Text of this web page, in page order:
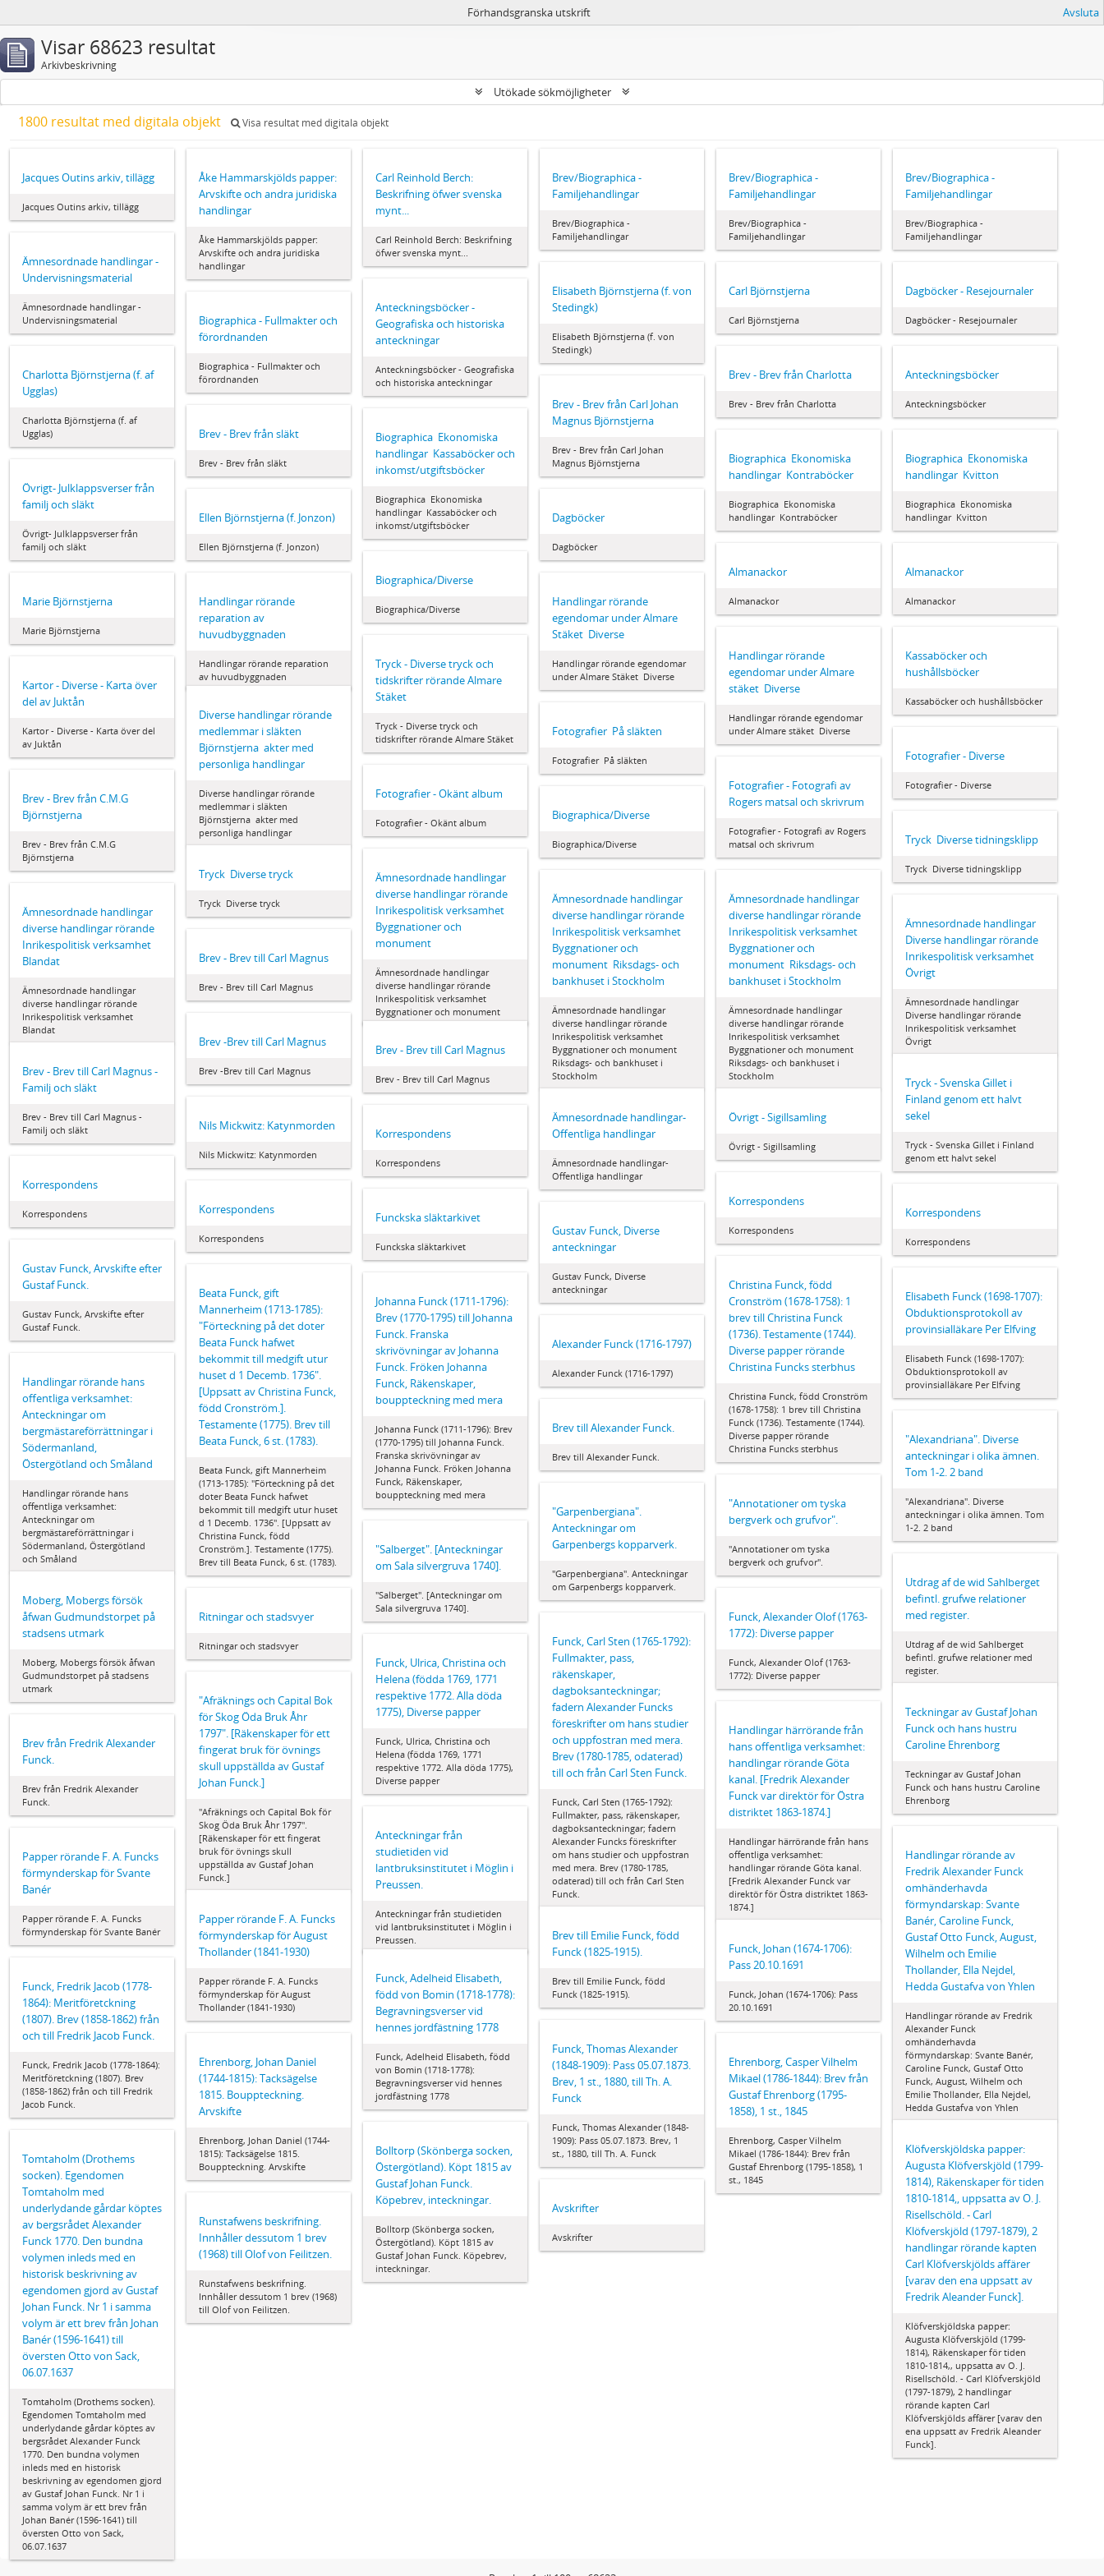
Förhandsgranska utskrift Avsluta
Visar 68623 resultat
Arkivbeskrivning
Utökade sökmöjligheter
1800 resultat med digitala objekt Visa resultat med digitala objekt
Jacques Outins arkiv, tillägg
Jacques Outins arkiv, tillägg
Åke Hammarskjölds papper:
Arvskifte och andra juridiska
handlingar
Åke Hammarskjölds papper:
Arvskifte och andra juridiska
handlingar
Carl Reinhold Berch:
Beskrifning öfwer svenska
mynt...
Carl Reinhold Berch: Beskrifning
öfwer svenska mynt...
Brev/Biographica -
Familjehandlingar
Brev/Biographica -
Familjehandlingar
Brev/Biographica -
Familjehandlingar
Brev/Biographica -
Familjehandlingar
Brev/Biographica -
Familjehandlingar
Brev/Biographica -
Familjehandlingar
Ämnesordnade handlingar -
Undervisningsmaterial
Ämnesordnade handlingar -
Undervisningsmaterial
Elisabeth Björnstjerna (f. von
Stedingk)
Elisabeth Björnstjerna (f. von
Stedingk)
Carl Björnstjerna
Carl Björnstjerna
Dagböcker - Resejournaler
Dagböcker - Resejournaler
Anteckningsböcker -
Geografiska och historiska
anteckningar
Anteckningsböcker - Geografiska
och historiska anteckningar
Biographica - Fullmakter och
förordnanden
Biographica - Fullmakter och
förordnanden
Charlotta Björnstjerna (f. af
Ugglas)
Charlotta Björnstjerna (f. af
Ugglas)
Brev - Brev från Charlotta
Brev - Brev från Charlotta
Anteckningsböcker
Anteckningsböcker
Brev - Brev från Carl Johan
Magnus Björnstjerna
Brev - Brev från Carl Johan
Magnus Björnstjerna
Brev - Brev från släkt
Brev - Brev från släkt
Biographica  Ekonomiska
handlingar  Kassaböcker och
inkomst/utgiftsböcker
Biographica  Ekonomiska
handlingar  Kassaböcker och
inkomst/utgiftsböcker
Biographica  Ekonomiska
handlingar  Kontraböcker
Biographica  Ekonomiska
handlingar  Kontraböcker
Biographica  Ekonomiska
handlingar  Kvitton
Biographica  Ekonomiska
handlingar  Kvitton
Övrigt- Julklappsverser från
familj och släkt
Övrigt- Julklappsverser från
familj och släkt
Ellen Björnstjerna (f. Jonzon)
Ellen Björnstjerna (f. Jonzon)
Dagböcker
Dagböcker
Almanackor
Almanackor
Almanackor
Almanackor
Biographica/Diverse
Biographica/Diverse
Marie Björnstjerna
Marie Björnstjerna
Handlingar rörande
reparation av
huvudbyggnaden
Handlingar rörande reparation
av huvudbyggnaden
Handlingar rörande
egendomar under Almare
Stäket  Diverse
Handlingar rörande egendomar
under Almare Stäket  Diverse
Handlingar rörande
egendomar under Almare
stäket  Diverse
Handlingar rörande egendomar
under Almare stäket  Diverse
Kassaböcker och
hushållsböcker
Kassaböcker och hushållsböcker
Tryck - Diverse tryck och
tidskrifter rörande Almare
Stäket
Tryck - Diverse tryck och
tidskrifter rörande Almare Stäket
Kartor - Diverse - Karta över
del av Juktån
Kartor - Diverse - Karta över del
av Juktån
Diverse handlingar rörande
medlemmar i släkten
Björnstjerna  akter med
personliga handlingar
Diverse handlingar rörande
medlemmar i släkten
Björnstjerna  akter med
personliga handlingar
Fotografier  På släkten
Fotografier  På släkten Fotografier - Diverse
Fotografier - Diverse
Fotografier - Fotografi av
Rogers matsal och skrivrum
Fotografier - Fotografi av Rogers
matsal och skrivrum
Fotografier - Okänt album
Fotografier - Okänt album
Brev - Brev från C.M.G
Björnstjerna
Brev - Brev från C.M.G
Björnstjerna
Biographica/Diverse
Biographica/Diverse Tryck  Diverse tidningsklipp
Tryck  Diverse tidningsklipp
Tryck  Diverse tryck
Tryck  Diverse tryck
Ämnesordnade handlingar 
diverse handlingar rörande
Inrikespolitisk verksamhet 
Byggnationer och
monument
Ämnesordnade handlingar 
diverse handlingar rörande
Inrikespolitisk verksamhet 
Byggnationer och monument
Ämnesordnade handlingar 
diverse handlingar rörande
Inrikespolitisk verksamhet 
Byggnationer och
monument  Riksdags- och
bankhuset i Stockholm
Ämnesordnade handlingar 
diverse handlingar rörande
Inrikespolitisk verksamhet 
Byggnationer och monument 
Riksdags- och bankhuset i
Stockholm
Ämnesordnade handlingar 
diverse handlingar rörande
Inrikespolitisk verksamhet 
Byggnationer och
monument  Riksdags- och
bankhuset i Stockholm
Ämnesordnade handlingar 
diverse handlingar rörande
Inrikespolitisk verksamhet 
Byggnationer och monument 
Riksdags- och bankhuset i
Stockholm
Ämnesordnade handlingar 
diverse handlingar rörande
Inrikespolitisk verksamhet 
Blandat
Ämnesordnade handlingar 
diverse handlingar rörande
Inrikespolitisk verksamhet 
Blandat
Ämnesordnade handlingar 
Diverse handlingar rörande
Inrikespolitisk verksamhet 
Övrigt
Ämnesordnade handlingar 
Diverse handlingar rörande
Inrikespolitisk verksamhet 
Övrigt
Brev - Brev till Carl Magnus
Brev - Brev till Carl Magnus
Brev -Brev till Carl Magnus
Brev -Brev till Carl Magnus
Brev - Brev till Carl Magnus
Brev - Brev till Carl Magnus
Brev - Brev till Carl Magnus -
Familj och släkt
Brev - Brev till Carl Magnus -
Familj och släkt
Tryck - Svenska Gillet i
Finland genom ett halvt
sekel
Tryck - Svenska Gillet i Finland
genom ett halvt sekel
Ämnesordnade handlingar-
Offentliga handlingar
Ämnesordnade handlingar-
Offentliga handlingar
Övrigt - Sigillsamling
Övrigt - Sigillsamling
Nils Mickwitz: Katynmorden
Nils Mickwitz: Katynmorden
Korrespondens
Korrespondens
Korrespondens
Korrespondens
Korrespondens
Korrespondens
Korrespondens
Korrespondens
Korrespondens
Korrespondens
Funckska släktarkivet
Funckska släktarkivet
Gustav Funck, Diverse
anteckningar
Gustav Funck, Diverse
anteckningar
Gustav Funck, Arvskifte efter
Gustaf Funck.
Gustav Funck, Arvskifte efter
Gustaf Funck.
Christina Funck, född
Cronström (1678-1758): 1
brev till Christina Funck
(1736). Testamente (1744).
Diverse papper rörande
Christina Funcks sterbhus
Christina Funck, född Cronström
(1678-1758): 1 brev till Christina
Funck (1736). Testamente (1744).
Diverse papper rörande
Christina Funcks sterbhus
Beata Funck, gift
Mannerheim (1713-1785):
"Förteckning på det doter
Beata Funck hafwet
bekommit till medgift utur
huset d 1 Decemb. 1736".
[Uppsatt av Christina Funck,
född Cronström.].
Testamente (1775). Brev till
Beata Funck, 6 st. (1783).
Beata Funck, gift Mannerheim
(1713-1785): "Förteckning på det
doter Beata Funck hafwet
bekommit till medgift utur huset
d 1 Decemb. 1736". [Uppsatt av
Christina Funck, född
Cronström.]. Testamente (1775).
Brev till Beata Funck, 6 st. (1783).
Elisabeth Funck (1698-1707):
Obduktionsprotokoll av
provinsialläkare Per Elfving
Elisabeth Funck (1698-1707):
Obduktionsprotokoll av
provinsialläkare Per Elfving
Johanna Funck (1711-1796):
Brev (1770-1795) till Johanna
Funck. Franska
skrivövningar av Johanna
Funck. Fröken Johanna
Funck, Räkenskaper,
bouppteckning med mera
Johanna Funck (1711-1796): Brev
(1770-1795) till Johanna Funck.
Franska skrivövningar av
Johanna Funck. Fröken Johanna
Funck, Räkenskaper,
bouppteckning med mera
Alexander Funck (1716-1797)
Alexander Funck (1716-1797)
Handlingar rörande hans
offentliga verksamhet:
Anteckningar om
bergmästareförrättningar i
Södermanland,
Östergötland och Småland
Handlingar rörande hans
offentliga verksamhet:
Anteckningar om
bergmästareförrättningar i
Södermanland, Östergötland
och Småland
Brev till Alexander Funck.
Brev till Alexander Funck.
"Alexandriana". Diverse
anteckningar i olika ämnen.
Tom 1-2. 2 band
"Alexandriana". Diverse
anteckningar i olika ämnen. Tom
1-2. 2 band
"Annotationer om tyska
bergverk och grufvor".
"Annotationer om tyska
bergverk och grufvor".
"Garpenbergiana".
Anteckningar om
Garpenbergs kopparverk.
"Garpenbergiana". Anteckningar
om Garpenbergs kopparverk.
"Salberget". [Anteckningar
om Sala silvergruva 1740].
"Salberget". [Anteckningar om
Sala silvergruva 1740].
Utdrag af de wid Sahlberget
befintl. grufwe relationer
med register.
Utdrag af de wid Sahlberget
befintl. grufwe relationer med
register.
Moberg, Mobergs försök
åfwan Gudmundstorpet på
stadsens utmark
Moberg, Mobergs försök åfwan
Gudmundstorpet på stadsens
utmark
Ritningar och stadsvyer
Ritningar och stadsvyer
Funck, Alexander Olof (1763-
1772): Diverse papper
Funck, Alexander Olof (1763-
1772): Diverse papper
Funck, Carl Sten (1765-1792):
Fullmakter, pass,
räkenskaper,
dagboksanteckningar;
fadern Alexander Funcks
föreskrifter om hans studier
och uppfostran med mera.
Brev (1780-1785, odaterad)
till och från Carl Sten Funck.
Funck, Carl Sten (1765-1792):
Fullmakter, pass, räkenskaper,
dagboksanteckningar; fadern
Alexander Funcks föreskrifter
om hans studier och uppfostran
med mera. Brev (1780-1785,
odaterad) till och från Carl Sten
Funck.
Funck, Ulrica, Christina och
Helena (födda 1769, 1771
respektive 1772. Alla döda
1775), Diverse papper
Funck, Ulrica, Christina och
Helena (födda 1769, 1771
respektive 1772. Alla döda 1775),
Diverse papper
"Afräknings och Capital Bok
för Skog Öda Bruk Åhr
1797". [Räkenskaper för ett
fingerat bruk för övnings
skull uppställda av Gustaf
Johan Funck.]
"Afräknings och Capital Bok för
Skog Öda Bruk Åhr 1797".
[Räkenskaper för ett fingerat
bruk för övnings skull
uppställda av Gustaf Johan
Funck.]
Teckningar av Gustaf Johan
Funck och hans hustru
Caroline Ehrenborg
Teckningar av Gustaf Johan
Funck och hans hustru Caroline
Ehrenborg
Handlingar härrörande från
hans offentliga verksamhet:
handlingar rörande Göta
kanal. [Fredrik Alexander
Funck var direktör för Östra
distriktet 1863-1874.]
Handlingar härrörande från hans
offentliga verksamhet:
handlingar rörande Göta kanal.
[Fredrik Alexander Funck var
direktör för Östra distriktet 1863-
1874.]
Brev från Fredrik Alexander
Funck.
Brev från Fredrik Alexander
Funck.
Anteckningar från
studietiden vid
lantbruksinstitutet i Möglin i
Preussen.
Anteckningar från studietiden
vid lantbruksinstitutet i Möglin i
Preussen.
Handlingar rörande av
Fredrik Alexander Funck
omhänderhavda
förmyndarskap: Svante
Banér, Caroline Funck,
Gustaf Otto Funck, August,
Wilhelm och Emilie
Thollander, Ella Nejdel,
Hedda Gustafva von Yhlen
Handlingar rörande av Fredrik
Alexander Funck
omhänderhavda
förmyndarskap: Svante Banér,
Caroline Funck, Gustaf Otto
Funck, August, Wilhelm och
Emilie Thollander, Ella Nejdel,
Hedda Gustafva von Yhlen
Papper rörande F. A. Funcks
förmynderskap för Svante
Banér
Papper rörande F. A. Funcks
förmynderskap för Svante Banér
Papper rörande F. A. Funcks
förmynderskap för August
Thollander (1841-1930)
Papper rörande F. A. Funcks
förmynderskap för August
Thollander (1841-1930)
Brev till Emilie Funck, född
Funck (1825-1915).
Brev till Emilie Funck, född
Funck (1825-1915).
Funck, Johan (1674-1706):
Pass 20.10.1691
Funck, Johan (1674-1706): Pass
20.10.1691
Funck, Adelheid Elisabeth,
född von Bomin (1718-1778):
Begravningsverser vid
hennes jordfästning 1778
Funck, Adelheid Elisabeth, född
von Bomin (1718-1778):
Begravningsverser vid hennes
jordfästning 1778
Funck, Fredrik Jacob (1778-
1864): Meritföretckning
(1807). Brev (1858-1862) från
och till Fredrik Jacob Funck.
Funck, Fredrik Jacob (1778-1864):
Meritföretckning (1807). Brev
(1858-1862) från och till Fredrik
Jacob Funck.
Funck, Thomas Alexander
(1848-1909): Pass 05.07.1873.
Brev, 1 st., 1880, till Th. A.
Funck
Funck, Thomas Alexander (1848-
1909): Pass 05.07.1873. Brev, 1
st., 1880, till Th. A. Funck
Ehrenborg, Johan Daniel
(1744-1815): Tacksägelse
1815. Bouppteckning.
Arvskifte
Ehrenborg, Johan Daniel (1744-
1815): Tacksägelse 1815.
Bouppteckning. Arvskifte
Ehrenborg, Casper Vilhelm
Mikael (1786-1844): Brev från
Gustaf Ehrenborg (1795-
1858), 1 st., 1845
Ehrenborg, Casper Vilhelm
Mikael (1786-1844): Brev från
Gustaf Ehrenborg (1795-1858), 1
st., 1845
Klöfverskjöldska papper:
Augusta Klöfverskjöld (1799-
1814), Räkenskaper för tiden
1810-1814,, uppsatta av O. J.
Risellschöld. - Carl
Klöfverskjöld (1797-1879), 2
handlingar rörande kapten
Carl Klöfverskjölds affärer
[varav den ena uppsatt av
Fredrik Aleander Funck].
Klöfverskjöldska papper:
Augusta Klöfverskjöld (1799-
1814), Räkenskaper för tiden
1810-1814,, uppsatta av O. J.
Risellschöld. - Carl Klöfverskjöld
(1797-1879), 2 handlingar
rörande kapten Carl
Klöfverskjölds affärer [varav den
ena uppsatt av Fredrik Aleander
Funck].
Bolltorp (Skönberga socken,
Östergötland). Köpt 1815 av
Gustaf Johan Funck.
Köpebrev, inteckningar.
Bolltorp (Skönberga socken,
Östergötland). Köpt 1815 av
Gustaf Johan Funck. Köpebrev,
inteckningar.
Tomtaholm (Drothems
socken). Egendomen
Tomtaholm med
underlydande gårdar köptes
av bergsrådet Alexander
Funck 1770. Den bundna
volymen inleds med en
historisk beskrivning av
egendomen gjord av Gustaf
Johan Funck. Nr 1 i samma
volym är ett brev från Johan
Banér (1596-1641) till
översten Otto von Sack,
06.07.1637
Tomtaholm (Drothems socken).
Egendomen Tomtaholm med
underlydande gårdar köptes av
bergsrådet Alexander Funck
1770. Den bundna volymen
inleds med en historisk
beskrivning av egendomen gjord
av Gustaf Johan Funck. Nr 1 i
samma volym är ett brev från
Johan Banér (1596-1641) till
översten Otto von Sack,
06.07.1637
Avskrifter
Avskrifter
Runstafwens beskrifning.
Innhåller dessutom 1 brev
(1968) till Olof von Feilitzen.
Runstafwens beskrifning.
Innhåller dessutom 1 brev (1968)
till Olof von Feilitzen.